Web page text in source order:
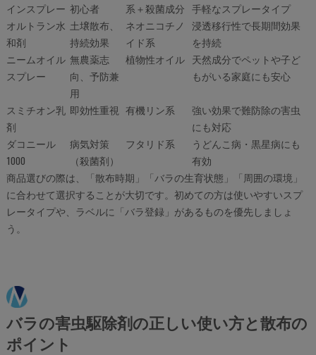
インスプレー 初心者
系＋殺菌成分 手軽なスプレータイプ
オルトラン水
和剤
土壌散布、
持続効果
ネオニコチノ
イド系
浸透移行性で長期間効果
を持続
ニームオイル
スプレー
無農薬志
向、予防兼
用
植物性オイル 天然成分でペットや子ど
もがいる家庭にも安心
スミチオン乳
剤
即効性重視 有機リン系
強い効果で難防除の害虫
にも対応
ダコニール
1000
病気対策
（殺菌剤）
フタリド系
うどんこ病・黒星病にも
有効
商品選びの際は、「散布時期」「バラの生育状態」「周囲の環境」
に合わせて選択することが大切です。初めての方は使いやすいスプ
レータイプや、ラベルに「バラ登録」があるものを優先しましょ
う。
バラの害虫駆除剤の正しい使い方と散布の
ポイント